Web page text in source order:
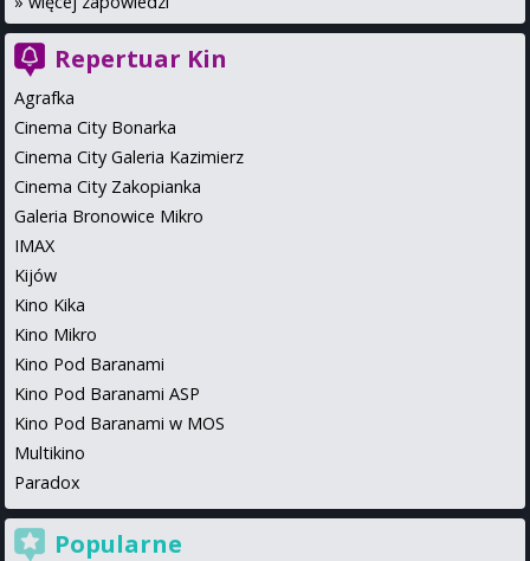
Repertuar Kin
Agrafka
Cinema City Bonarka
Cinema City Galeria Kazimierz
Cinema City Zakopianka
Galeria Bronowice Mikro
IMAX
Kijów
Kino Kika
Kino Mikro
Kino Pod Baranami
Kino Pod Baranami ASP
Kino Pod Baranami w MOS
Multikino
Paradox
Popularne